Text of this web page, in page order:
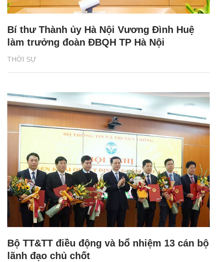
THỜI SỰ
Bí thư Thành ủy Hà Nội Vương Đình Huệ
làm trưởng đoàn ĐBQH TP Hà Nội
Bộ TT&TT điều động và bổ nhiệm 13 cán bộ
lãnh đạo chủ chốt